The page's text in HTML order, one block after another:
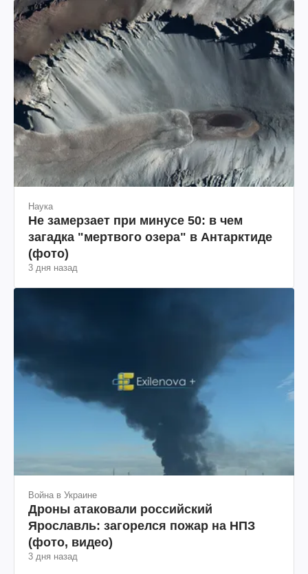
Наука
Не замерзает при минусе 50: в чем
загадка "мертвого озера" в Антарктиде
(фото)
3 дня назад
Война в Украине
Дроны атаковали российский
Ярославль: загорелся пожар на НПЗ
(фото, видео)
3 дня назад